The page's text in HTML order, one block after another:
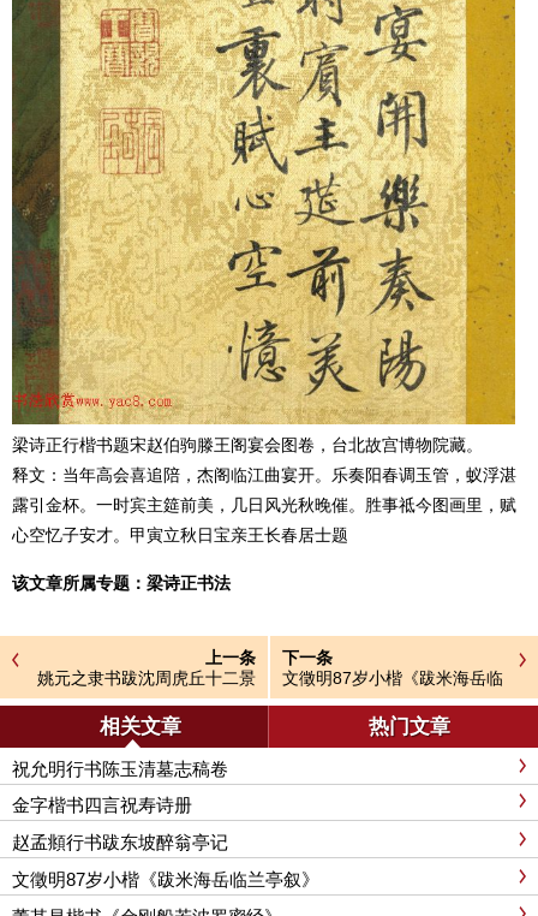
梁诗正行楷书题宋赵伯驹滕王阁宴会图卷，台北故宫博物院藏。
释文：当年高会喜追陪，杰阁临江曲宴开。乐奏阳春调玉管，蚁浮湛
露引金杯。一时宾主筵前美，几日风光秋晚催。胜事祗今图画里，赋
心空忆子安才。甲寅立秋日宝亲王长春居士题
该文章所属专题： 梁诗正书法
上一条
姚元之隶书跋沈周虎丘十二景
图册
下一条
文徵明87岁小楷《跋米海岳临
兰亭叙》
相关文章 热门文章
祝允明行书陈玉清墓志稿卷
金字楷书四言祝寿诗册
赵孟頫行书跋东坡醉翁亭记
文徵明87岁小楷《跋米海岳临兰亭叙》